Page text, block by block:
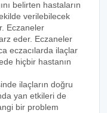
belirten hastaların
verilebilecek
Eczaneler
eder. Eczaneler
eczacılarda ilaçlar
hiçbir hastanın
ilaçların doğru
yan etkileri de
bir problem